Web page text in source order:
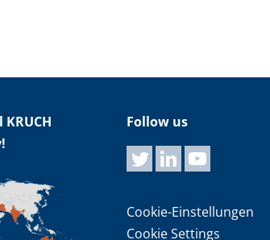
Follow us
Cookie-Einstellungen
Cookie Settings